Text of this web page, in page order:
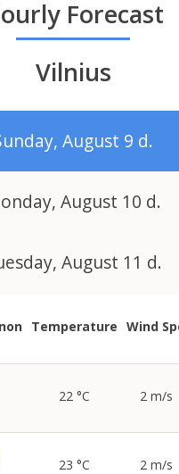
Forecast
Vilnius
August 9 d.
August 10 d.
August 11 d.
Temperature Wind
22 °C 2 m/s
23 °C 2 m/s